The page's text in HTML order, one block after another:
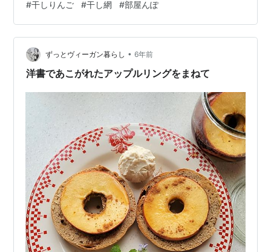
が、半生っぽい？それでも結構食べます。生のりんごよ
りもずっと美味しいようです。 完成した干しりんごを保
存容器に入れる 夜の部屋んぽを強制終了させられてケー
ジに入れられた後に干しりんごをあげるとガッツリで
す。しぐれちゃんは、部屋んぽ中はおやつに見向きもし
#干しりんご #干し網 #部屋んぽ
ずっとヴィーガン暮らし • 6年前
洋書であこがれたアップルリングをまねて